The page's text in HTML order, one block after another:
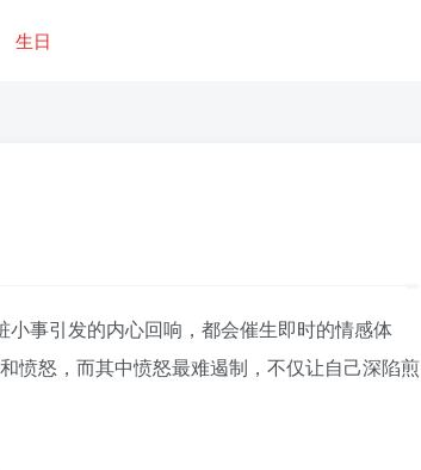
生日
事引发的内心回响，都会催生即时的情感体
愤怒，而其中愤怒最难遏制，不仅让自己深陷煎